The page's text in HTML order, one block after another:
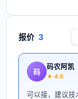
报价 3
码
码农阿凯
★ 4.5
可以接，建议